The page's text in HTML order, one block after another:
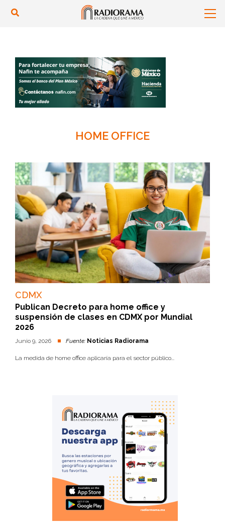
HOME OFFICE
CDMX
Publican Decreto para home office y
suspensión de clases en CDMX por Mundial
2026
Junio 9, 2026 Fuente: Noticias Radiorama
La medida de home office aplicaría para el sector público...